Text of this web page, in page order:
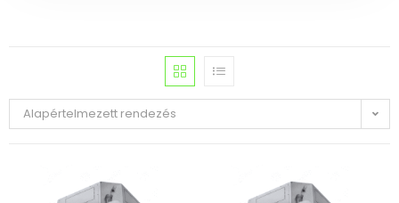
Alapértelmezett rendezés